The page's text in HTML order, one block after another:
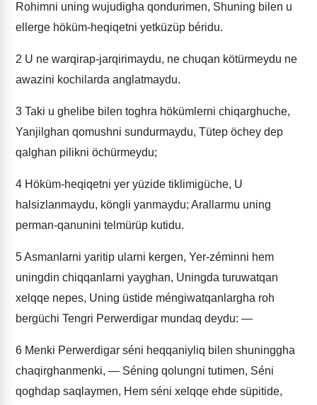
Rohimni uning wujudigha qondurimen, Shuning bilen u
ellerge höküm-heqiqetni yetküzüp béridu.
2 U ne warqirap-jarqirimaydu, ne chuqan kötürmeydu ne
awazini kochilarda anglatmaydu.
3 Taki u ghelibe bilen toghra hökümlerni chiqarghuche,
Yanjilghan qomushni sundurmaydu, Tütep öchey dep
qalghan pilikni öchürmeydu;
4 Höküm-heqiqetni yer yüzide tiklimigüche, U
halsizlanmaydu, köngli yanmaydu; Arallarmu uning
perman-qanunini telmürüp kutidu.
5Asmanlarni yaritip ularni kergen, Yer-zéminni hem
uningdin chiqqanlarni yayghan, Uningda turuwatqan
xelqqe nepes, Uning üstide méngiwatqanlargha roh
bergüchi Tengri Perwerdigar mundaq deydu: —
6 Menki Perwerdigar séni heqqaniyliq bilen shuninggha
chaqirghanmenki, — Séning qolungni tutimen, Séni
qoghdap saqlaymen, Hem séni xelqqe ehde süpitide,